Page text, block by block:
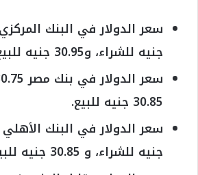
جنيه للشراء، و30.95 جنيه للبيع.
30.85 جنيه للبيع.
جنيه للشراء، و 30.85 جنيه للبيع.